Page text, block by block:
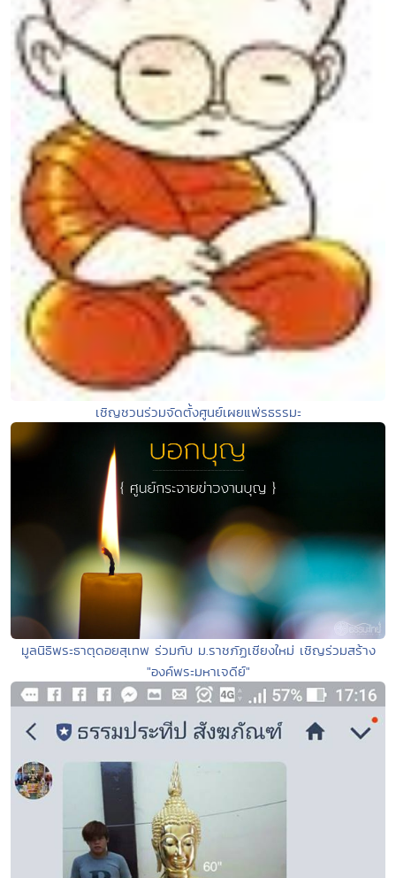
เชิญชวนร่วมจัดตั้งศูนย์เผยแพ่รธรรมะ
มูลนิธิพระธาตุดอยสุเทพ ร่วมกับ ม.ราชภัฏเชียงใหม่ เชิญร่วมสร้าง
"องค์พระมหาเจดีย์"